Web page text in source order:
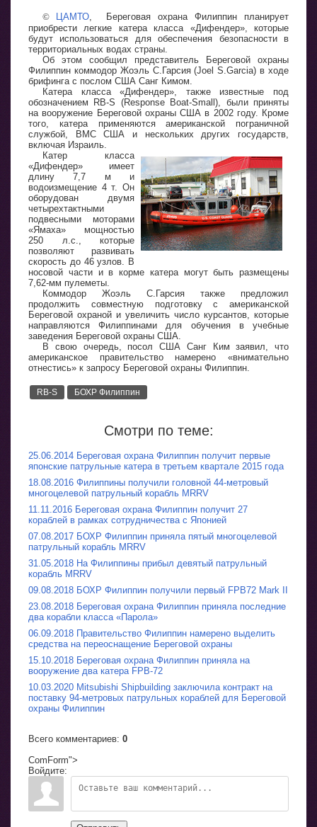
© ЦАМТО , Береговая охрана Филиппин планирует
приобрести легкие катера класса «Дифендер», которые
будут использоваться для обеспечения безопасности в
территориальных водах страны.
Об этом сообщил представитель Береговой охраны
Филиппин коммодор Жоэль С.Гарсия (Joel S.Garcia) в ходе
брифинга с послом США Санг Кимом.
Катера класса «Дифендер», также известные под
обозначением RB-S (Response Boat-Small), были приняты
на вооружение Береговой охраны США в 2002 году. Кроме
того, катера применяются американской пограничной
службой, ВМС США и нескольких других государств,
включая Израиль.
Катер класса
«Дифендер» имеет
длину 7,7 м и
водоизмещение 4 т. Он
оборудован двумя
четырехтактными
подвесными моторами
«Ямаха» мощностью
250 л.с., которые
позволяют развивать
скорость до 46 узлов. В
носовой части и в корме катера могут быть размещены
7,62-мм пулеметы.
Коммодор Жоэль С.Гарсия также предложил
продолжить совместную подготовку с американской
Береговой охраной и увеличить число курсантов, которые
направляются Филиппинами для обучения в учебные
заведения Береговой охраны США.
В свою очередь, посол США Санг Ким заявил, что
американское правительство намерено «внимательно
отнестись» к запросу Береговой охраны Филиппин.
RB-S БОХР Филиппин
Смотри по теме:
25.06.2014 Береговая охрана Филиппин получит первые
японские патрульные катера в третьем квартале 2015 года
18.08.2016 Филиппины получили головной 44-метровый
многоцелевой патрульный корабль MRRV
11.11.2016 Береговая охрана Филиппин получит 27
кораблей в рамках сотрудничества с Японией
07.08.2017 БОХР Филиппин приняла пятый многоцелевой
патрульный корабль MRRV
31.05.2018 На Филиппины прибыл девятый патрульный
корабль MRRV
09.08.2018 БОХР Филиппин получили первый FPB72 Mark II
23.08.2018 Береговая охрана Филиппин приняла последние
два корабли класса «Парола»
06.09.2018 Правительство Филиппин намерено выделить
средства на переоснащение Береговой охраны
15.10.2018 Береговая охрана Филиппин приняла на
вооружение два катера FPB-72
10.03.2020 Mitsubishi Shipbuilding заключила контракт на
поставку 94-метровых патрульных кораблей для Береговой
охраны Филиппин
Всего комментариев: 0
ComForm">
Войдите: